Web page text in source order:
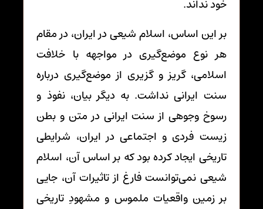
خود نداند.
بر این اساس، اسلام شیعی در ایران، در مقام
هر نوع موضع‌گیری در مواجهه با خلافت
اسلامی، گریز و گزیری از موضع‌گیری درباره
سنت ایرانی نداشت. به دیگر بیان، نفوذ و
رسوخ وجوهی از سنت ایرانی در متن و بطن
زیست فردی و اجتماعی در ایران، شرایطی
تاریخی ایجاد کرده بود که بر اساس آن، اسلام
شیعی نمی‌توانست فارغ از تاثیرات آن، جایی
بر زمین واقعیات ملموس و مشهودِ تاریخی